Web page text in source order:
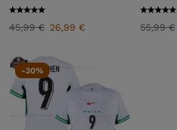
45,99€ 26,99 €
2024/25
55,99€
-30%